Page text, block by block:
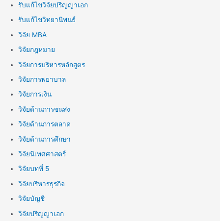
รับแก้ไขวิจัยปริญญาเอก
รับแก้ไขวิทยานิพนธ์
วิจัย MBA
วิจัยกฎหมาย
วิจัยการบริหารหลักสูตร
วิจัยการพยาบาล
วิจัยการเงิน
วิจัยด้านการขนส่ง
วิจัยด้านการตลาด
วิจัยด้านการศึกษา
วิจัยนิเทศศาสตร์
วิจัยบทที่ 5
วิจัยบริหารธุรกิจ
วิจัยบัญชี
วิจัยปริญญาเอก